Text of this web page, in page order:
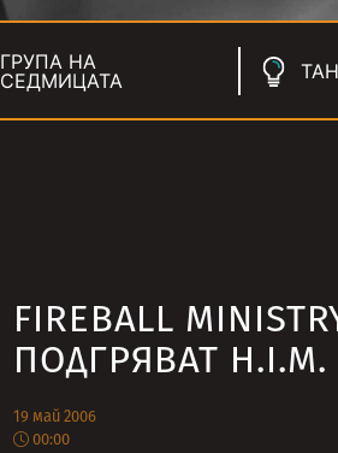
ГРУПА НА
СЕДМИЦАТА
FIREBALL
ПОДГРЯВАТ H.I.M.
19 май 2006
00:00